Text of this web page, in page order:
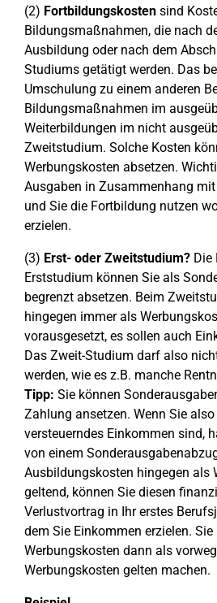
(2) Fortbildungskosten sind
Bildungsmaßnahmen, die nach
Ausbildung oder nach dem
Studiums getätigt werden. Das
Umschulung zu einem anderen
Bildungsmaßnahmen im
Weiterbildungen im nicht
Zweitstudium. Solche Kosten
Werbungskosten absetzen.
Ausgaben in Zusammenhang
und Sie die Fortbildung nutzen
erzielen.
(3) Erst- oder Zweitstudium? Die
Erststudium können Sie als
begrenzt absetzen. Beim
hingegen immer als
vorausgesetzt, es sollen auch
Das Zweit-Studium darf also
werden, wie es z.B. manche
Tipp: Sie können
Zahlung ansetzen. Wenn Sie
versteuerndes Einkommen sind,
von einem
Ausbildungskosten hingegen als
geltend, können Sie diesen
Verlustvortrag in Ihr erstes
dem Sie Einkommen erzielen.
Werbungskosten dann als
Werbungskosten gelten machen.